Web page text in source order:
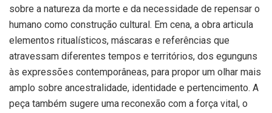
sobre a natureza da morte e da necessidade de repensar o
humano como construção cultural. Em cena, a obra articula
elementos ritualísticos, máscaras e referências que
atravessam diferentes tempos e territórios, dos egunguns
às expressões contemporâneas, para propor um olhar mais
amplo sobre ancestralidade, identidade e pertencimento. A
peça também sugere uma reconexão com a força vital, o